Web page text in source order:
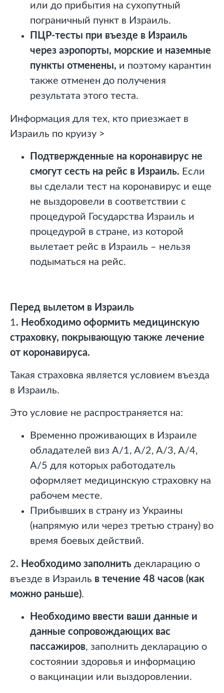
или до прибытия на сухопутный
пограничный пункт в Израиль.
ПЦР-тесты при въезде в Израиль
через аэропорты, морские и наземные
пункты отменены, и поэтому карантин
также отменен до получения
результата этого теста.
Информация для тех, кто приезжает в
Израиль по круизу >
Подтвержденные на коронавирус не
смогут сесть на рейс в Израиль. Если
вы сделали тест на коронавирус и еще
не выздоровели в соответствии с
процедурой Государства Израиль и
процедурой в стране, из которой
вылетает рейс в Израиль – нельзя
подыматься на рейс.
Перед вылетом в Израиль
1. Необходимо оформить медицинскую
страховку, покрывающую также лечение
от коронавируса.
Такая страховка является условием въезда
в Израиль.
Это условие не распространяется на:
Временно проживающих в Израиле
обладателей виз A/1, A/2, A/3, A/4,
A/5 для которых работодатель
оформляет медицинскую страховку на
рабочем месте.
Прибывших в страну из Украины
(напрямую или через третью страну) во
время боевых действий.
2. Необходимо заполнить декларацию о
въезде в Израиль в течение 48 часов (как
можно раньше).
Необходимо ввести ваши данные и
данные сопровождающих вас
пассажиров, заполнить декларацию о
состоянии здоровья и информацию
о вакцинации или выздоровлении.